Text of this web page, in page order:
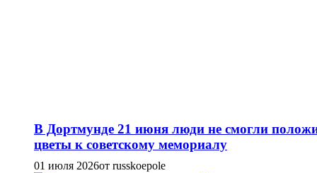
В Дортмунде 21 июня люди не смогли
цветы к советскому мемориалу
01 июля 2026от russkoepole